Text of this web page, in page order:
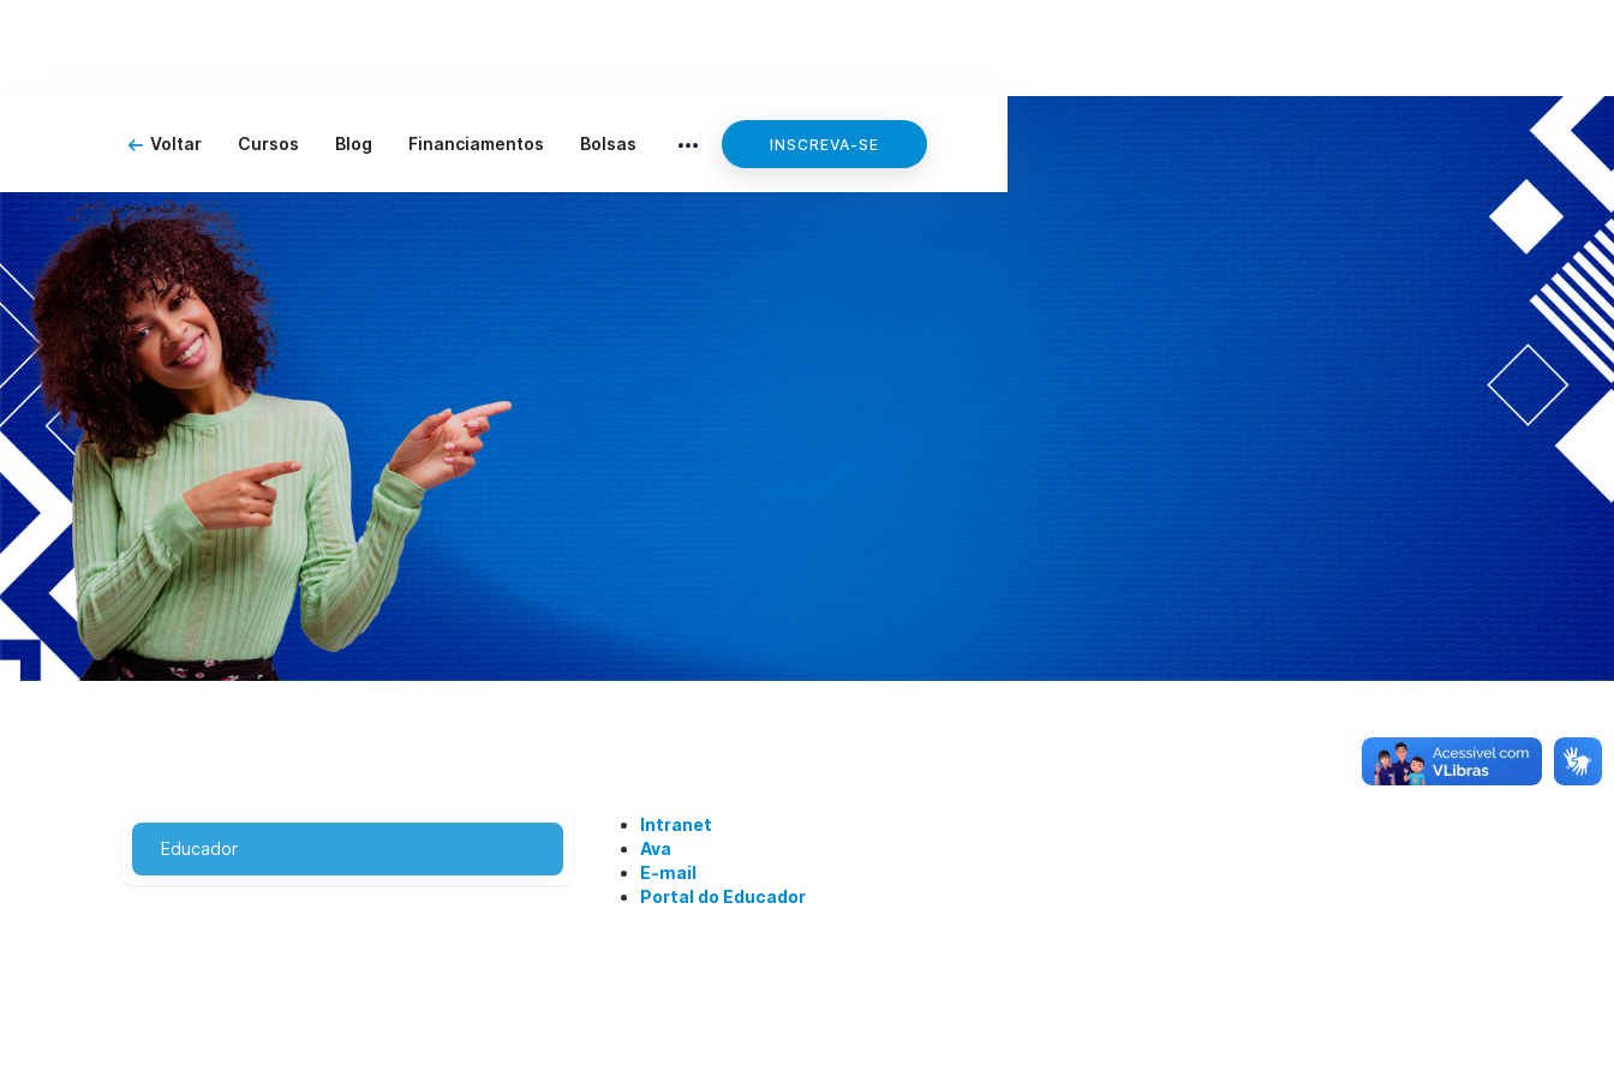
Voltar Cursos Blog Financiamentos Bolsas INSCREVA-SE
Educador
Educador
Intranet
Ava
E-mail
Portal do Educador